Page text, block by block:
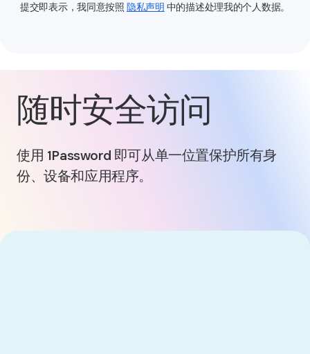
提交即表示，我同意按照 隐私声明 中的描述处理我的个人数据。
随时安全访问
使用 1Password 即可从单一位置保护所有身
份、设备和应用程序。